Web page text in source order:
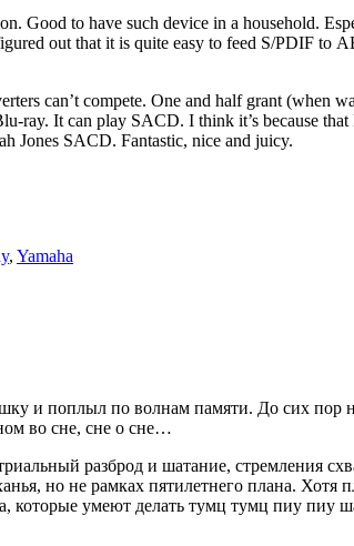
Good to have such device in a household.
out that it is quite easy to feed S/PDIF to
can’t compete. One and half grant (when
It can play SACD. I think it’s because that
Jones SACD. Fantastic, nice and juicy.
, Yamaha
и поплыл по волнам памяти. До сих пор
во сне, сне о сне…
разброд и шатание, стремления
но не рамках пятилетнего плана. Хотя
умеют делать тумц тумц пиу пиу